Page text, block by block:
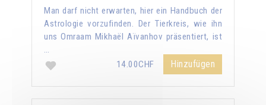
Man darf nicht erwarten, hier ein Handbuch der
Astrologie vorzufinden. Der Tierkreis, wie ihn
uns Omraam Mikhaël Aïvanhov präsentiert, ist
14.00CHF
Hinzufügen